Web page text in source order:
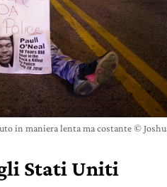
in maniera lenta ma costante ©
Stati Uniti